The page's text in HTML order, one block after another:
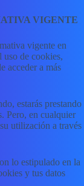
VIGENTE
vigente en
uso de cookies,
acceder a más
estarás prestando
Pero, en cualquier
utilización a través
lo estipulado en la
y tus datos